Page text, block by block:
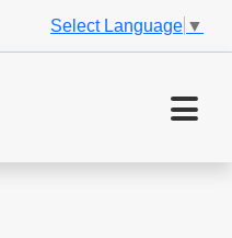
Select Language ▼